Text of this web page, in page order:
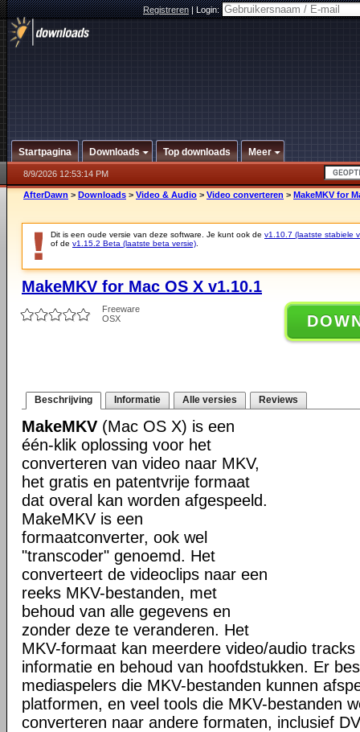
Registreren|Login:
Startpagina Downloads Top downloads Meer
8/9/2026 12:53:14 PM
AfterDawn > Downloads > Video & Audio > Video converteren > MakeMKV for
Dit is een oude versie van deze software. Je kunt ook de v1.10.7 (laatste stabiele
of de v1.15.2 Beta (laatste beta versie)
MakeMKV for Mac OS X v1.10.1
Freeware
OSX
Beschrijving Informatie Alle versies Reviews
MakeMKV (Mac OS X) is een
één-klik oplossing voor het
converteren van video naar MKV,
het gratis en patentvrije formaat
dat overal kan worden afgespeeld.
MakeMKV is een
formaatconverter, ook wel
"transcoder" genoemd. Het
converteert de videoclips naar een
reeks MKV-bestanden, met
behoud van alle gegevens en
zonder deze te veranderen. Het
MKV-formaat kan meerdere video/audio
informatie en behoud van hoofdstukken. Er
mediaspelers die MKV-bestanden kunnen
platformen, en veel tools die MKV-bestanden
converteren naar andere formaten, inclusief